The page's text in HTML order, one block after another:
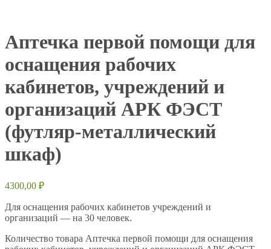
Аптечка первой помощи для
оснащения рабочих
кабинетов, учреждений и
организаций АРК ФЭСТ
(футляр-металлический
шкаф)
4300,00 ₽
Для оснащения рабочих кабинетов учреждений и
организаций — на 30 человек.
Количество товара Аптечка первой помощи для оснащения